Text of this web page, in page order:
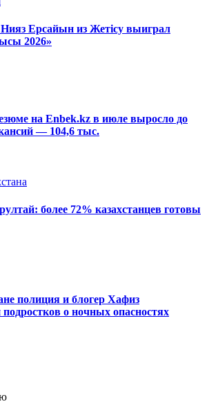
Ерсайын из Жетісу выиграл
2026»
на Enbek.kz в июле выросло до
— 104,6 тыс.
более 72% казахстанцев готовы
полиция и блогер Хафиз
подростков о ночных опасностях